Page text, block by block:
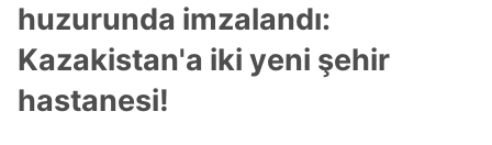
huzurunda imzalandı:
Kazakistan'a iki yeni şehir
hastanesi!